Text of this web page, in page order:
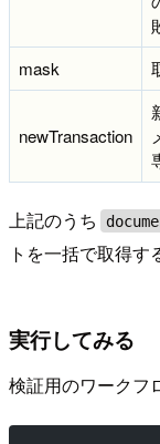
mask
newTransaction
上記のうち
トを一括で取得す
実行してみる
検証用のワークフ